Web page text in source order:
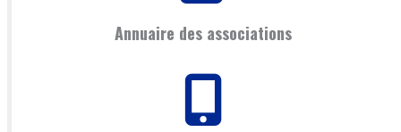
Annuaire des associations